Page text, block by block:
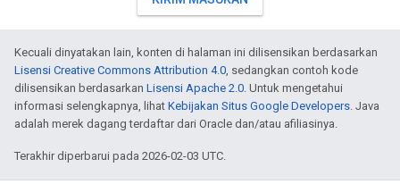
Kecuali dinyatakan lain, konten di halaman ini dilisensikan berdasarkan
Lisensi Creative Commons Attribution 4.0, sedangkan contoh kode
dilisensikan berdasarkan Lisensi Apache 2.0. Untuk mengetahui
informasi selengkapnya, lihat Kebijakan Situs Google Developers. Java
adalah merek dagang terdaftar dari Oracle dan/atau afiliasinya.
Terakhir diperbarui pada 2026-02-03 UTC.